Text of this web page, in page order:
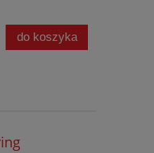
do koszyka